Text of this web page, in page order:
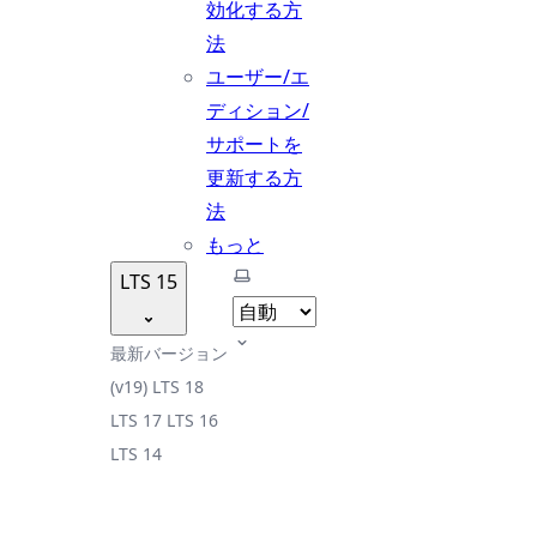
効化する方
法
ユーザー/エ
ディション/
サポートを
更新する方
法
もっと
LTS 15
最新バージョン
(v19) LTS 18
LTS 17 LTS 16
LTS 14
テーマを選択